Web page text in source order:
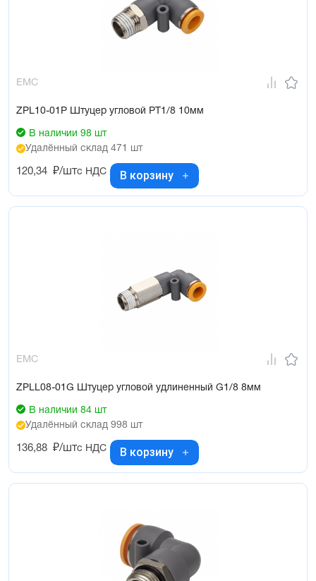
EMC
ZPL10-01P Штуцер угловой PT1/8 10мм
В наличии 98 шт
Удалённый склад 471 шт
120,34 ₽/штс НДС В корзину
EMC
ZPLL08-01G Штуцер угловой удлиненный G1/8 8мм
В наличии 84 шт
Удалённый склад 998 шт
136,88 ₽/штс НДС В корзину